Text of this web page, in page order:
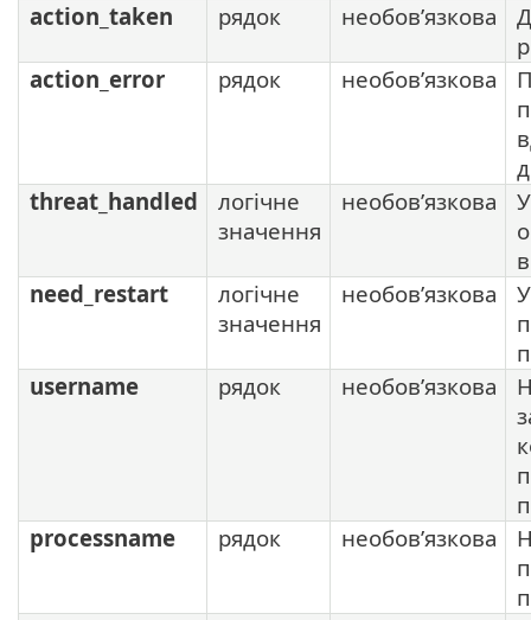
action_taken
рядок необов’язкова
action_error
рядок необов’язкова
threat_handled
логічне
значення
необов’язкова
need_restart
логічне
значення
необов’язкова
username
рядок необов’язкова
processname
рядок необов’язкова